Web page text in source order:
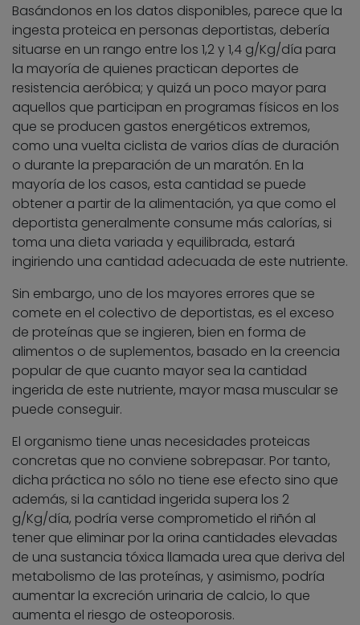
Basándonos en los datos disponibles, parece que la
ingesta proteica en personas deportistas, debería
situarse en un rango entre los 1,2 y 1,4 g/Kg/día para
la mayoría de quienes practican deportes de
resistencia aeróbica; y quizá un poco mayor para
aquellos que participan en programas físicos en los
que se producen gastos energéticos extremos,
como una vuelta ciclista de varios días de duración
o durante la preparación de un maratón. En la
mayoría de los casos, esta cantidad se puede
obtener a partir de la alimentación, ya que como el
deportista generalmente consume más calorías, si
toma una dieta variada y equilibrada, estará
ingiriendo una cantidad adecuada de este nutriente.
Sin embargo, uno de los mayores errores que se
comete en el colectivo de deportistas, es el exceso
de proteínas que se ingieren, bien en forma de
alimentos o de suplementos, basado en la creencia
popular de que cuanto mayor sea la cantidad
ingerida de este nutriente, mayor masa muscular se
puede conseguir.
El organismo tiene unas necesidades proteicas
concretas que no conviene sobrepasar. Por tanto,
dicha práctica no sólo no tiene ese efecto sino que
además, si la cantidad ingerida supera los 2
g/Kg/día, podría verse comprometido el riñón al
tener que eliminar por la orina cantidades elevadas
de una sustancia tóxica llamada urea que deriva del
metabolismo de las proteínas, y asimismo, podría
aumentar la excreción urinaria de calcio, lo que
aumenta el riesgo de osteoporosis.